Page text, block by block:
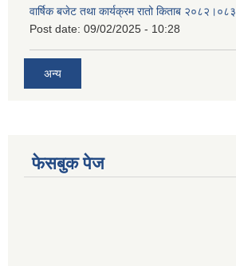
वार्षिक बजेट तथा कार्यक्रम रातो किताब २०८२।०८३
Post date: 09/02/2025 - 10:28
अन्य
फेसबुक पेज